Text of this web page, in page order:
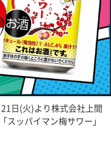
日(火)より株式会社上間
スッパイマン梅サワー」